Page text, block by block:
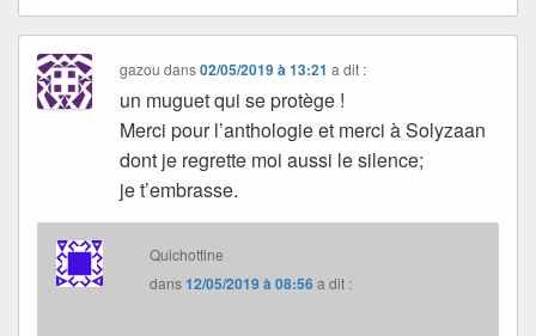
gazou dans02/05/2019 à 13:21 a dit :
un muguet qui se protège !
Merci pour l’anthologie et merci à Solyzaan
dont je regrette moi aussi le silence;
je t’embrasse.
Quichottine
dans12/05/2019 à 08:56a dit :